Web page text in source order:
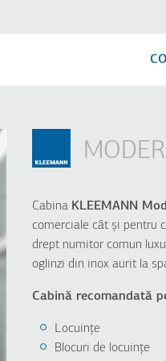
MODERN
L510
L320
L310
Cabina KLEEMANN
comerciale cât și pentru
drept numitor comun
oglinzi din inox aurit la
Cabină recomandată
Locuințe
Blocuri de locuințe